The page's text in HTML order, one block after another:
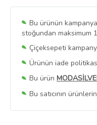
Bu ürünün
stoğundan maksimum
Çiçeksepeti
Ürünün iade
Bu ürün
Bu satıcının
Bu SatıcınınTüm